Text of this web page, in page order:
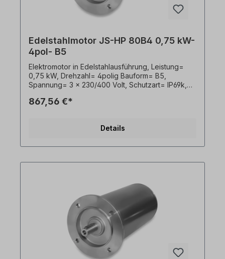
Edelstahlmotor JS-HP 80B4 0,75 kW-
4pol- B5
Elektromotor in Edelstahlausführung, Leistung=
0,75 kW, Drehzahl= 4polig Bauform= B5,
Spannung= 3 x 230/400 Volt, Schutzart= IP69k,
19 x 40 mm, Kabelausgang hygienisch,
Elektroantrieb nur von qualifiziertem Fachpersonal
unverbindliche Beispiele!Wichtige Hinweise Bei
sind unverbindliche Beispiele! Technische
Änderungen vorbehalten.
867,56 €*
Details